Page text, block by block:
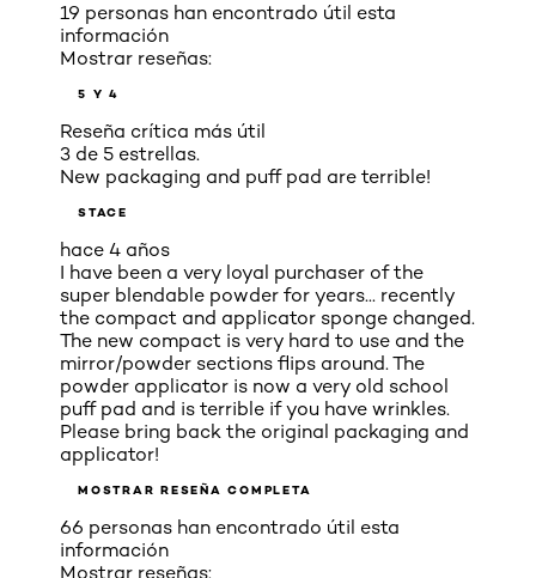
19 personas han encontrado útil esta
información
Mostrar reseñas:
5 Y 4
Reseña crítica más útil
3 de 5 estrellas.
New packaging and puff pad are terrible!
STACE
hace 4 años
I have been a very loyal purchaser of the
super blendable powder for years... recently
the compact and applicator sponge changed.
The new compact is very hard to use and the
mirror/powder sections flips around. The
powder applicator is now a very old school
puff pad and is terrible if you have wrinkles.
Please bring back the original packaging and
applicator!
MOSTRAR RESEÑA COMPLETA
66 personas han encontrado útil esta
información
Mostrar reseñas: